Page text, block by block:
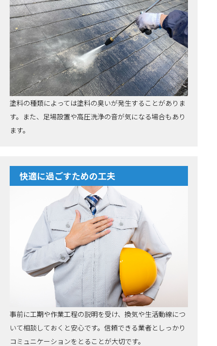
塗料の種類によっては塗料の臭いが発生することがありま
す。また、足場設置や高圧洗浄の音が気になる場合もあり
ます。
快適に過ごすための工夫
事前に工期や作業工程の説明を受け、換気や生活動線につ
いて相談しておくと安心です。信頼できる業者としっかり
コミュニケーションをとることが大切です。